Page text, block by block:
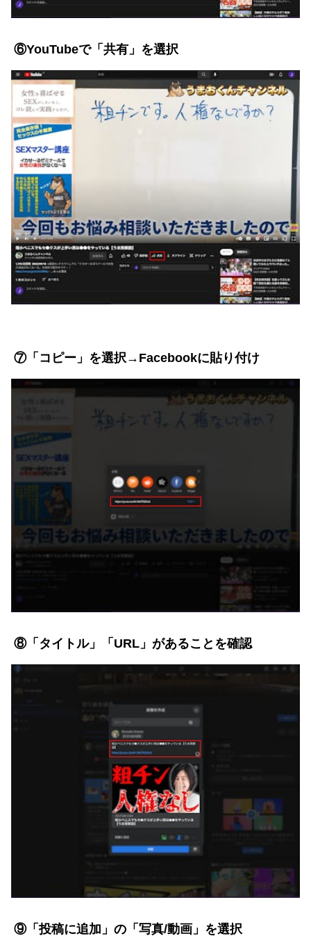
⑥YouTubeで「共有」を選択
⑦「コピー」を選択→Facebookに貼り付け
⑧「タイトル」「URL」があることを確認
⑨「投稿に追加」の「写真/動画」を選択